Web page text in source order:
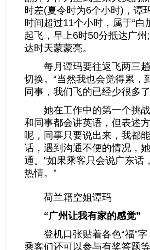
时差(夏令时为6个小时)，谭
时间超过11个小时，属于“
起飞，早上6时50分抵达广
达时天蒙蒙亮。
每月谭玛要往返飞两三趟
切换。“当然我也会觉得累，
同事，我们飞的已经少很多了
她在工作中的第一个挑战
和同事都会讲英语，但表述
呢，同事只要说出来，我都
话，遇到沟通不便的情况，
通。“如果乘客只会说广东话
热情。”
荷兰籍空姐谭玛
“广州让我有家的感觉”
登机口张贴着各色“福”字
乘客们还可以参与有奖答题